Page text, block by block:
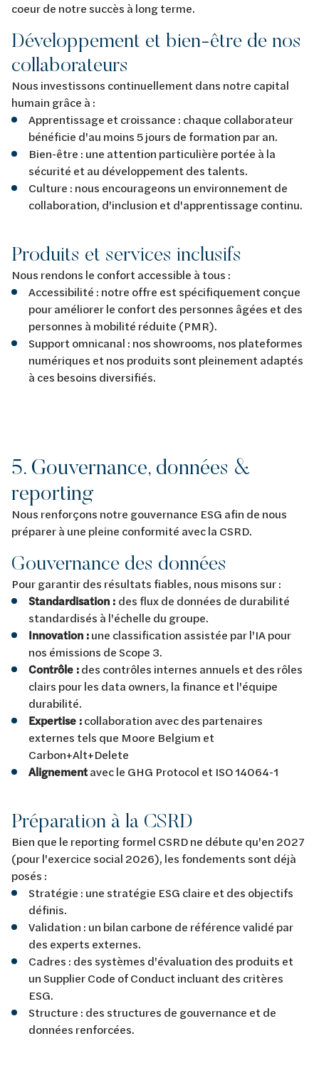
coeur de notre succès à long terme.
Développement et bien-être de nos
collaborateurs
Nous investissons continuellement dans notre capital
humain grâce à :
Apprentissage et croissance : chaque collaborateur
bénéficie d'au moins 5 jours de formation par an.
Bien-être : une attention particulière portée à la
sécurité et au développement des talents.
Culture : nous encourageons un environnement de
collaboration, d'inclusion et d'apprentissage continu.
Produits et services inclusifs
Nous rendons le confort accessible à tous :
Accessibilité : notre offre est spécifiquement conçue
pour améliorer le confort des personnes âgées et des
personnes à mobilité réduite (PMR).
Support omnicanal : nos showrooms, nos plateformes
numériques et nos produits sont pleinement adaptés
à ces besoins diversifiés.
5. Gouvernance, données &
reporting
Nous renforçons notre gouvernance ESG afin de nous
préparer à une pleine conformité avec la CSRD.
Gouvernance des données
Pour garantir des résultats fiables, nous misons sur :
Standardisation : des flux de données de durabilité
standardisés à l'échelle du groupe.
Innovation :une classification assistée par l'IA pour
nos émissions de Scope 3.
Contrôle :des contrôles internes annuels et des rôles
clairs pour les data owners, la finance et l'équipe
durabilité.
Expertise :collaboration avec des partenaires
externes tels que Moore Belgium et
Carbon+Alt+Delete
Alignementavec le GHG Protocol et ISO 14064-1
Préparation à la CSRD
Bien que le reporting formel CSRD ne débute qu'en 2027
(pour l'exercice social 2026), les fondements sont déjà
posés :
Stratégie : une stratégie ESG claire et des objectifs
définis.
Validation : un bilan carbone de référence validé par
des experts externes.
Cadres : des systèmes d'évaluation des produits et
un Supplier Code of Conduct incluant des critères
ESG.
Structure : des structures de gouvernance et de
données renforcées.